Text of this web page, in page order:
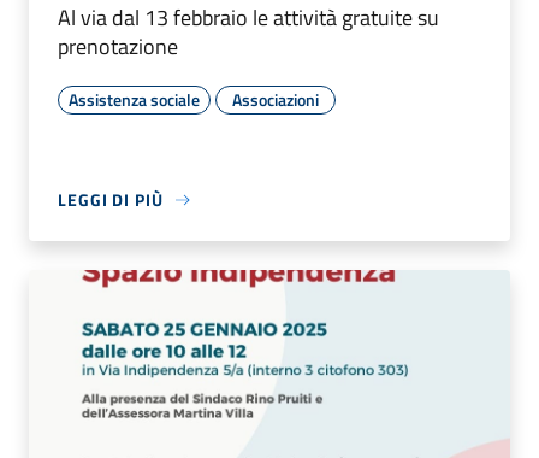
Al via dal 13 febbraio le attività gratuite su
prenotazione
Assistenza sociale Associazioni
LEGGI DI PIÙ